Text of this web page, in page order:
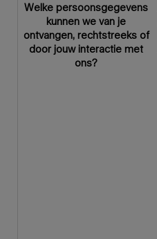
Welke persoonsgegevens
kunnen we van je
ontvangen, rechtstreeks of
door jouw interactie met
ons?